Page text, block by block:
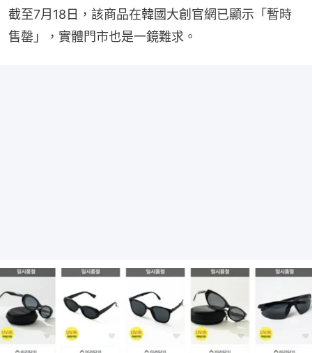
截至7月18日，該商品在韓國大創官網已顯示「暫時
售罄」，實體門市也是一鏡難求。